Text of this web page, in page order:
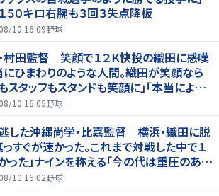
５０キロ右腕も３回３失点降板
10 16:09野球
村田監督 笑顔で１２Ｋ快投の織田に感嘆
にひまわりのような人間。織田が笑顔なら
スタッフもスタンドも笑顔に」「本当によく
くれた」
10 16:05野球
した沖縄尚学・比嘉監督 横浜・織田に脱
っすぐが速かった。これまで対戦した中で１
った」ナインを称える「今の代は重圧のある
く甲子園に帰ってきた」
10 16:02野球